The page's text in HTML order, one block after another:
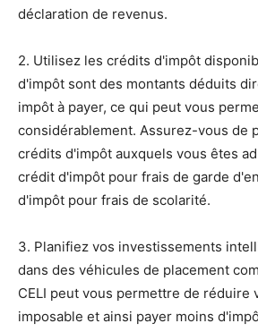
déclaration de revenus.
2. Utilisez les crédits d'impôt
d'impôt sont des montants déduits
impôt à payer, ce qui peut vous
considérablement. Assurez-vous de
crédits d'impôt auxquels vous êtes
crédit d'impôt pour frais de garde
d'impôt pour frais de scolarité.
3. Planifiez vos investissements
dans des véhicules de placement
CELI peut vous permettre de réduire
imposable et ainsi payer moins